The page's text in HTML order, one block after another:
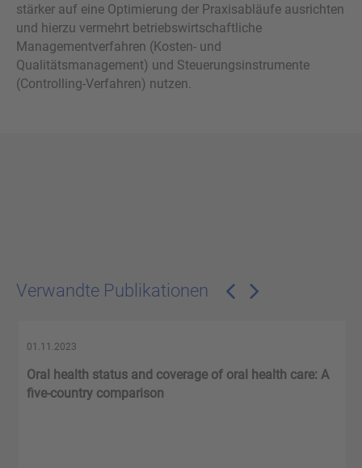
stärker auf eine Optimierung der Praxisabläufe ausrichten
und hierzu vermehrt betriebswirtschaftliche
Managementverfahren (Kosten- und
Qualitätsmanagement) und Steuerungsinstrumente
(Controlling-Verfahren) nutzen.
Verwandte Publikationen
01.11.2023
Oral health status and coverage of oral health care: A
five-country comparison